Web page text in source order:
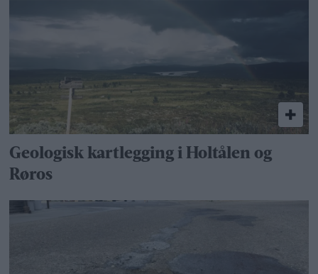
Geologisk kartlegging i Holtålen og
Røros